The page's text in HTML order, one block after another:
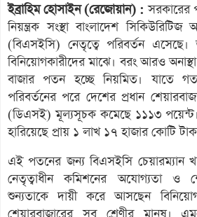
ইব্রাহিম হোসাইন (রেজোয়ান) : সরকারের
নিয়ন্ত্রক সংস্থা বাংলাদেশ সিকিউরিটিজ
(বিএসইসি) নেতৃত্বে পরিবর্তন এসেছে।
বিনিয়োগকারীদের মাঝে। বরং আরও
বাজার পতন হচ্ছে নিয়মিত। যাতে
পরিবর্তনের পরে দেশের প্রধান
(ডিএসই) মূল্যসূচক কমেছে ১১১৩
হারিয়েছে প্রায় ১ লাখ ১৭ হাজার কোটি
এই পতনের জন্য বিএসইসি চেয়ারম্যান
নেতৃত্বাধীন কমিশনের অযোগ্যতা ও
শুন্যতাকে দায়ী করে আসছেন